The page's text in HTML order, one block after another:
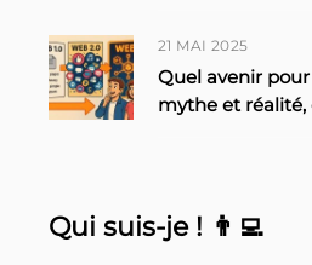
21 MAI 2025
Quel avenir
mythe et réalité,
Qui suis-je ! 👨‍💻